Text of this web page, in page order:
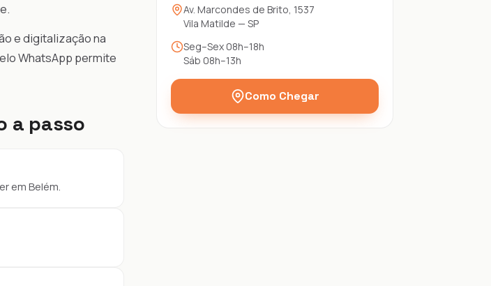
e digitalização na
WhatsApp permite
a passo
em Belém.
Av. Marcondes de Brito, 1537
Vila Matilde — SP
Seg–Sex 08h–18h
Sáb 08h–13h
Como Chegar